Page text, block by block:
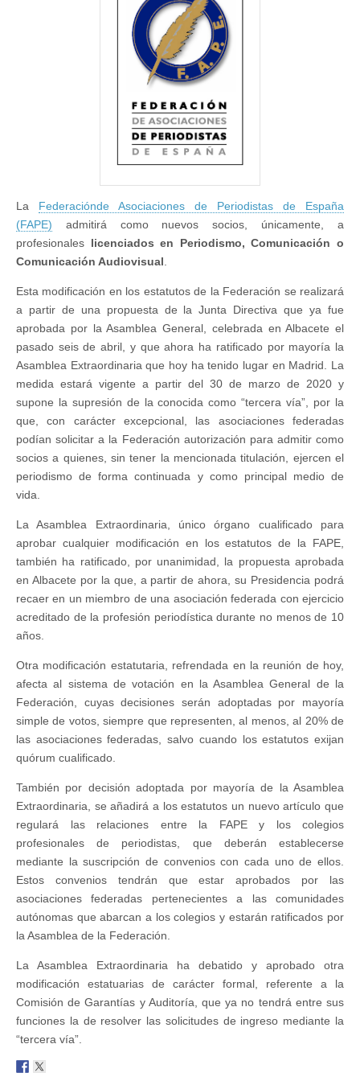
La Federaciónde Asociaciones de Periodistas de España
(FAPE) admitirá como nuevos socios, únicamente, a
profesionales licenciados en Periodismo, Comunicación o
Comunicación Audiovisual
Esta modificación en los estatutos de la Federación se realizará
a partir de una propuesta de la Junta Directiva que ya fue
aprobada por la Asamblea General, celebrada en Albacete el
pasado seis de abril, y que ahora ha ratificado por mayoría la
Asamblea Extraordinaria que hoy ha tenido lugar en Madrid. La
medida estará vigente a partir del 30 de marzo de 2020 y
supone la supresión de la conocida como “tercera vía”, por la
que, con carácter excepcional, las asociaciones federadas
podían solicitar a la Federación autorización para admitir como
socios a quienes, sin tener la mencionada titulación, ejercen el
periodismo de forma continuada y como principal medio de
vida.
La Asamblea Extraordinaria, único órgano cualificado para
aprobar cualquier modificación en los estatutos de la FAPE,
también ha ratificado, por unanimidad, la propuesta aprobada
en Albacete por la que, a partir de ahora, su Presidencia podrá
recaer en un miembro de una asociación federada con ejercicio
acreditado de la profesión periodística durante no menos de 10
años.
Otra modificación estatutaria, refrendada en la reunión de hoy,
afecta al sistema de votación en la Asamblea General de la
Federación, cuyas decisiones serán adoptadas por mayoría
simple de votos, siempre que representen, al menos, al 20% de
las asociaciones federadas, salvo cuando los estatutos exijan
quórum cualificado.
También por decisión adoptada por mayoría de la Asamblea
Extraordinaria, se añadirá a los estatutos un nuevo artículo que
regulará las relaciones entre la FAPE y los colegios
profesionales de periodistas, que deberán establecerse
mediante la suscripción de convenios con cada uno de ellos.
Estos convenios tendrán que estar aprobados por las
asociaciones federadas pertenecientes a las comunidades
autónomas que abarcan a los colegios y estarán ratificados por
la Asamblea de la Federación.
La Asamblea Extraordinaria ha debatido y aprobado otra
modificación estatuarias de carácter formal, referente a la
Comisión de Garantías y Auditoría, que ya no tendrá entre sus
funciones la de resolver las solicitudes de ingreso mediante la
“tercera vía”.